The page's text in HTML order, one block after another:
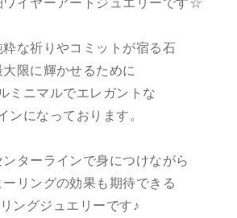
ワイヤーアートジュエリーです☆
な祈りやコミットが宿る石
大限に輝かせるために
ミニマルでエレガントな
ンになっております。
ターラインで身につけながら
リングの効果も期待できる
ングジュエリーです♪